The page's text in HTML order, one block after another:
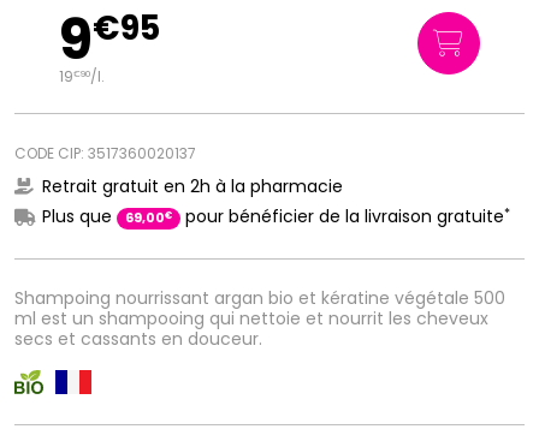
Shampoing nourrissant argan bio et kératine végétale 500
ml est un shampooing qui nettoie et nourrit les cheveux
secs et cassants en douceur.
9€95
19€90/l.
CODE CIP: 3517360020137
Retrait gratuit en 2h à la pharmacie
Plus que
69,00€ pour bénéficier de la livraison gratuite*